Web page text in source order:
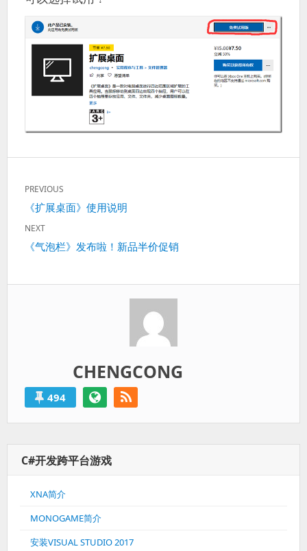
文
章
导
航
PREVIOUS
Previous
post:
《扩展桌面》使用说明
NEXT
Next
《气泡栏》发布啦！新品半价促销
CHENGCONG
494
C#开发跨平台游戏
XNA简介
MONOGAME简介
安装VISUAL STUDIO 2017